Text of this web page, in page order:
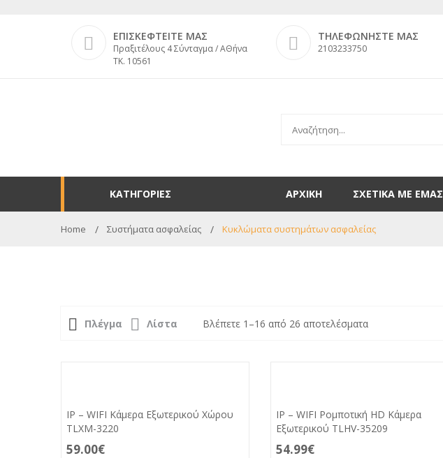
ΕΠΙΣΚΕΦΤΕΙΤΕ ΜΑΣ
Πραξιτέλους 4 Σύνταγμα / ΑΘήνα
ΤΚ. 10561
ΤΗΛΕΦΩΝΗΣΤΕ ΜΑΣ
2103233750
ΚΑΤΗΓΟΡΙΕΣ ΑΡΧΙΚΗ ΣΧΕΤΙΚΑ ΜΕ ΕΜΑΣ
Home Συστήματα ασφαλείας Κυκλώματα συστημάτων ασφαλείας
Πλέγμα Λίστα Βλέπετε 1–16 από 26 αποτελέσματα
IP – WIFI Kάμερα Εξωτερικού Χώρου
TLXM-3220
59.00€
IP – WIFI Ρομποτική HD Κάμερα
Εξωτερικού TLHV-35209
54.99€